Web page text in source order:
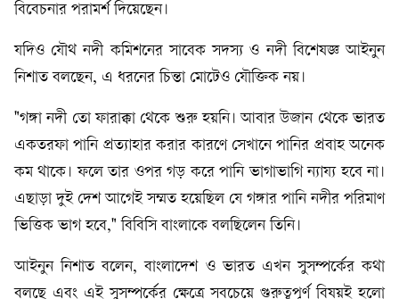
বিবেচনার পরামর্শ দিয়েছেন।
যদিও যৌথ নদী কমিশনের সাবেক সদস্য ও নদী বিশেষজ্ঞ আইনুন
নিশাত বলছেন, এ ধরনের চিন্তা মোটেও যৌক্তিক নয়।
"গঙ্গা নদী তো ফারাক্কা থেকে শুরু হয়নি। আবার উজান থেকে ভারত
একতরফা পানি প্রত্যাহার করার কারণে সেখানে পানির প্রবাহ অনেক
কম থাকে। ফলে তার ওপর গড় করে পানি ভাগাভাগি ন্যায্য হবে না।
এছাড়া দুই দেশ আগেই সম্মত হয়েছিল যে গঙ্গার পানি নদীর পরিমাণ
ভিত্তিক ভাগ হবে," বিবিসি বাংলাকে বলছিলেন তিনি।
আইনুন নিশাত বলেন, বাংলাদেশ ও ভারত এখন সুসম্পর্কের কথা
বলছে এবং এই সুসম্পর্কের ক্ষেত্রে সবচেয়ে গুরুত্বপূর্ণ বিষয়ই হলো